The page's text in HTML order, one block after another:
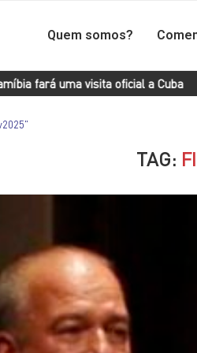
visita oficial a Cuba Santo
Quem somos?
TAG: